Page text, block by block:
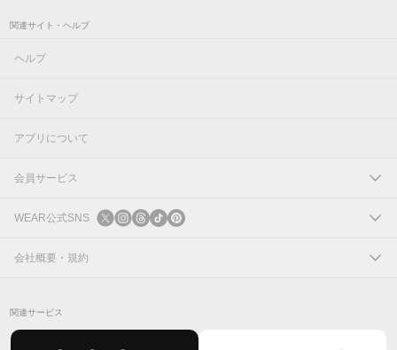
関連サイト・ヘルプ
ヘルプ
サイトマップ
アプリについて
会員サービス
ログイン
新規会員登録
WEAR公式SNS
X
会社概要・規約
関連サービス